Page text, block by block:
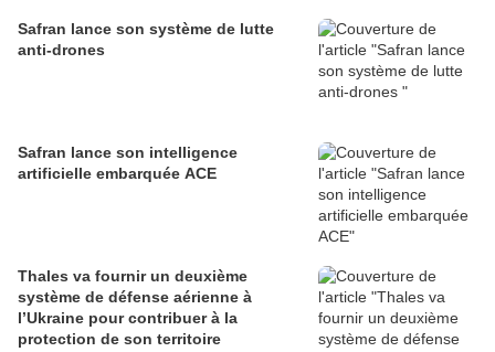
Safran lance son système de lutte
anti-drones
Safran lance son intelligence
artificielle embarquée ACE
Thales va fournir un deuxième
système de défense aérienne à
l’Ukraine pour contribuer à la
protection de son territoire